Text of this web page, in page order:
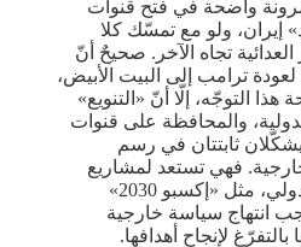
واضحة في فتح قنوات
إيران، ولو مع تمسّك كلا
تجاه الآخر. صحيحٌ أنّ
ترامب إلى البيت الأبيض،
التوجّه، إلّا أنّ «التنويع»
والمحافظة على قنوات
ثابتتان في رسم
فهي تستعد لمشاريع
اقتصادية ضخمة طابعها دولي، مثل «إكسبو 2030»
ما يستوجب انتهاج سياسة خارجية
بالتفرّغ لإنجاح أهدافها.